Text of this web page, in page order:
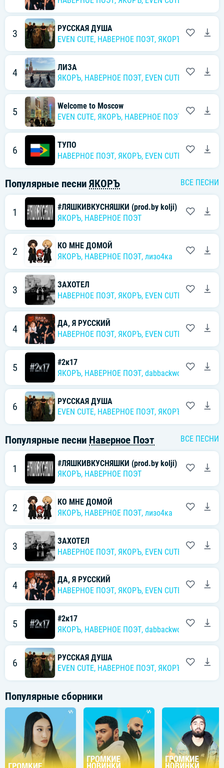
3
РУССКАЯ ДУША
EVEN CUTE, НАВЕРНОЕ ПОЭТ, ЯКОРЪ DERZK069
4
ЛИЗА
ЯКОРЪ, НАВЕРНОЕ ПОЭТ, EVEN CUTE
5
Welcome to Moscow
EVEN CUTE, ЯКОРЪ, НАВЕРНОЕ ПОЭТ derzko69
6
ТУПО
НАВЕРНОЕ ПОЭТ, ЯКОРЪ, EVEN CUTE
Популярные песни ЯКОРЪ ВСЕ ПЕСНИ
1
#ЛЯШКИВКУСНЯШКИ (prod.by kolji)
ЯКОРЪ, НАВЕРНОЕ ПОЭТ
2
КО МНЕ ДОМОЙ
ЯКОРЪ, НАВЕРНОЕ ПОЭТ, лизо4ка
3
ЗАХОТЕЛ
НАВЕРНОЕ ПОЭТ, ЯКОРЪ, EVEN CUTE
4
ДА, Я РУССКИЙ
НАВЕРНОЕ ПОЭТ, ЯКОРЪ, EVEN CUTE Ernest
5
#2к17
ЯКОРЪ, НАВЕРНОЕ ПОЭТ, dabbackwood
6
РУССКАЯ ДУША
EVEN CUTE, НАВЕРНОЕ ПОЭТ, ЯКОРЪ DERZK069
Популярные песни Наверное Поэт ВСЕ ПЕСНИ
1
#ЛЯШКИВКУСНЯШКИ (prod.by kolji)
ЯКОРЪ, НАВЕРНОЕ ПОЭТ
2
КО МНЕ ДОМОЙ
ЯКОРЪ, НАВЕРНОЕ ПОЭТ, лизо4ка
3
ЗАХОТЕЛ
НАВЕРНОЕ ПОЭТ, ЯКОРЪ, EVEN CUTE
4
ДА, Я РУССКИЙ
НАВЕРНОЕ ПОЭТ, ЯКОРЪ, EVEN CUTE Ernest
5
#2к17
ЯКОРЪ, НАВЕРНОЕ ПОЭТ, dabbackwood
6
РУССКАЯ ДУША
EVEN CUTE, НАВЕРНОЕ ПОЭТ, ЯКОРЪ DERZK069
Популярные сборники